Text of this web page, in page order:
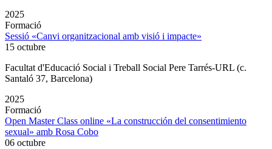
2025
Formació
Sessió «Canvi organitzacional amb visió i impacte»
15 octubre
Facultat d'Educació Social i Treball Social Pere Tarrés-URL (c.
Santaló 37, Barcelona)
2025
Formació
Open Master Class online «La construcción del consentimiento
sexual» amb Rosa Cobo
06 octubre